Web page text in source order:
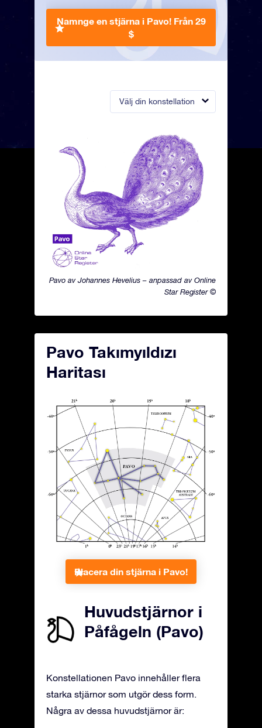
Välj din konstellation
Pavo av Johannes Hevelius – anpassad av Online
Star Register ©
Namnge en stjärna i Pavo! Från 29
$
Pavo Takımyıldızı
Haritası
Placera din stjärna i Pavo!
Huvudstjärnor i
Påfågeln (Pavo)
Konstellationen Pavo innehåller flera
starka stjärnor som utgör dess form.
Några av dessa huvudstjärnor är: